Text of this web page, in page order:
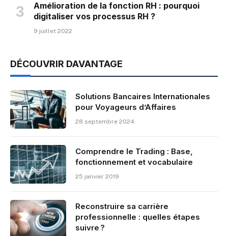
Amélioration de la fonction RH : pourquoi
digitaliser vos processus RH ?
9 juillet 2022
DÉCOUVRIR DAVANTAGE
Solutions Bancaires Internationales
pour Voyageurs d’Affaires
28 septembre 2024
Comprendre le Trading : Base,
fonctionnement et vocabulaire
25 janvier 2019
Reconstruire sa carrière
professionnelle : quelles étapes
suivre ?